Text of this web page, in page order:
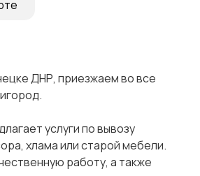
ДНР, приезжаем во все
услуги по вывозу
хлама или старой мебели.
работу, а также